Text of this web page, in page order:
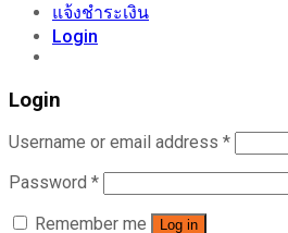
แจ้งชำระเงิน
Login
Login
Username or email address *
Password *
Remember me
Log in